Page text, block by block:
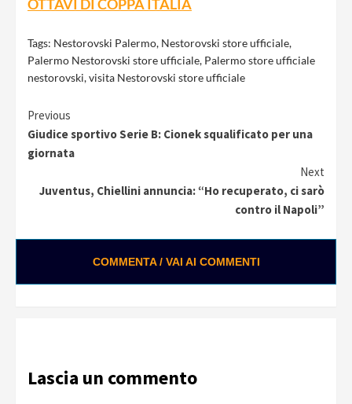
OTTAVI DI COPPA ITALIA
Tags: Nestorovski Palermo, Nestorovski store ufficiale,
Palermo Nestorovski store ufficiale, Palermo store ufficiale
nestorovski,visita Nestorovski store ufficiale
Continue
Reading
Previous
Giudice sportivo Serie B: Cionek squalificato per una
giornata
Next
Juventus, Chiellini annuncia: “Ho recuperato, ci sarò
contro il Napoli”
COMMENTA / VAI AI COMMENTI
Lascia un commento